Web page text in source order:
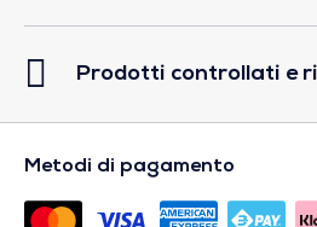
Prodotti controllati e
Metodi di pagamento